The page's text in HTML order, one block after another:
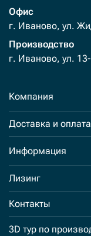
Офис
г. Иваново, ул.
Производство
г. Иваново, ул.
Компания
Доставка и оплата
Информация
Лизинг
Контакты
3D тур по